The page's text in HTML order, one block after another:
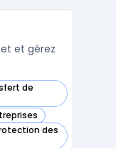
et gérez
de
des